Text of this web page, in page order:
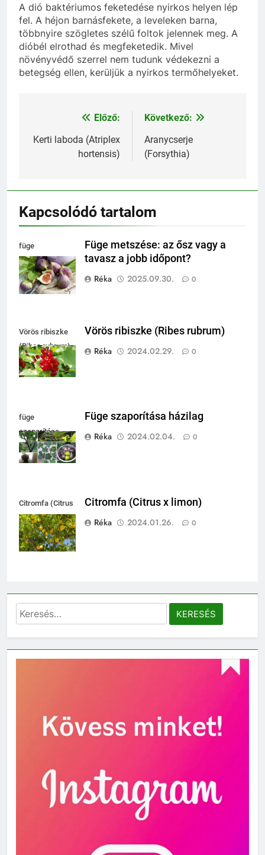
A dió baktériumos feketedése nyirkos helyen lép
fel. A héjon barnásfekete, a leveleken barna,
többnyire szögletes szélű foltok jelennek meg. A
dióbél elrothad és megfeketedik. Mivel
növényvédő szerrel nem tudunk védekezni a
betegség ellen, kerüljük a nyirkos termőhelyeket.
Bejegyzés
navigáció
Előző:
Kerti laboda (Atriplex
hortensis)
Következő:
Aranycserje
(Forsythia)
Kapcsolódó tartalom
füge
felhasználása
Füge metszése: az ősz vagy a
tavasz a jobb időpont?
Réka
2025.09.30. 0
Vörös ribiszke
(Ribes rubrum)
Vörös ribiszke (Ribes rubrum)
Réka
2024.02.29. 0
füge
szaporítása
Füge szaporítása házilag
Réka
2024.02.04. 0
Citromfa (Citrus
x limon)
Citromfa (Citrus x limon)
Réka
2024.01.26. 0
Keresés: